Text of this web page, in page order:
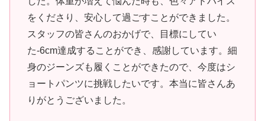
をくださり、安心して過ごすことができました。
スタッフの皆さんのおかげで、目標にしてい
た-6cm達成することができ、感謝しています。細
身のジーンズも履くことができたので、今度はシ
ョートパンツに挑戦したいです。本当に皆さんあ
りがとうございました。